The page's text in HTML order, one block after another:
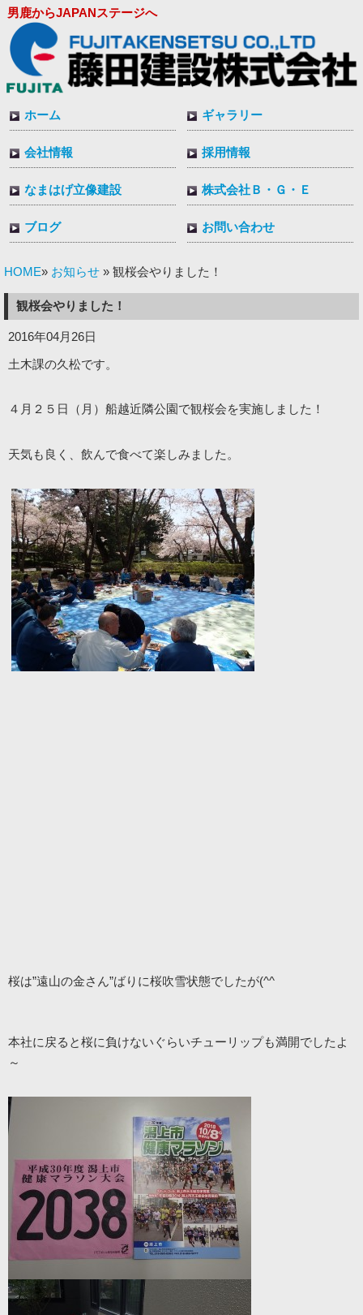
男鹿からJAPANステージへ
ホーム ギャラリー
会社情報 採用情報
なまはげ立像建設 株式会社Ｂ・Ｇ・Ｅ
ブログ お問い合わせ
HOME» お知らせ » 観桜会やりました！
観桜会やりました！
2016年04月26日
土木課の久松です。
４月２５日（月）船越近隣公園で観桜会を実施しました！
天気も良く、飲んで食べて楽しみました。
桜は”遠山の金さん”ばりに桜吹雪状態でしたが(^^ゞ
本社に戻ると桜に負けないぐらいチューリップも満開でしたよ
～